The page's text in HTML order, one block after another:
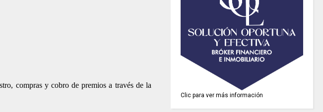
compras y cobro de premios a través de la
Clic para ver más información